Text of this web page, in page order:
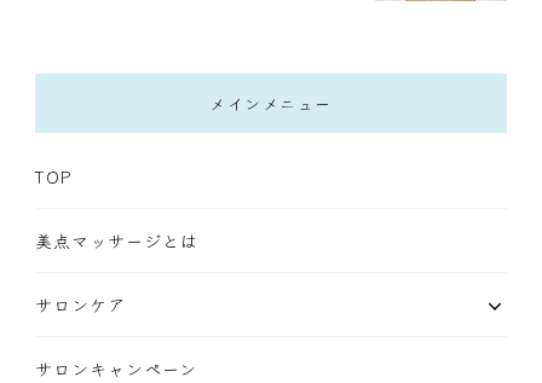
メインメニュー
TOP
美点マッサージとは
サロンケア
サロンキャンペーン